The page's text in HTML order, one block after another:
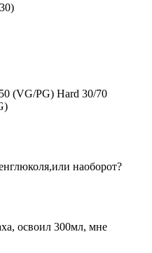
(VG/PG) Hard 30/70
наоборот?
освоил 300мл, мне